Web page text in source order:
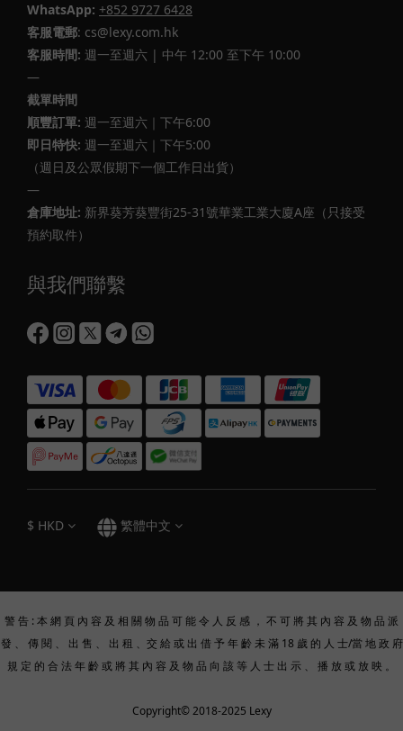
WhatsApp: +852 9727 6428
客服電郵: cs@lexy.com.hk
客服時間: 週一至週六 | 中午 12:00 至下午 10:00
—
截單時間
順豐訂單: 週一至週六｜下午6:00
即日特快: 週一至週六｜下午5:00
（週日及公眾假期下一個工作日出貨）
—
倉庫地址: 新界葵芳葵豐街25-31號華業工業大廈A座（只接受
預約取件）
與我們聯繫
$ HKD 繁體中文
警 告 : 本 網 頁 內 容 及 相 關 物 品 可 能 令 人 反 感 ， 不 可 將 其 內 容 及 物 品 派
發 、 傳 閱 、 出 售 、 出 租 、交 給 或 出 借 予 年 齡 未 滿 18 歲 的 人 士/當 地 政 府
規 定 的 合 法 年 齡 或 將 其 內 容 及 物 品 向 該 等 人 士 出 示 、 播 放 或 放 映 。
Copyright© 2018-2025 Lexy